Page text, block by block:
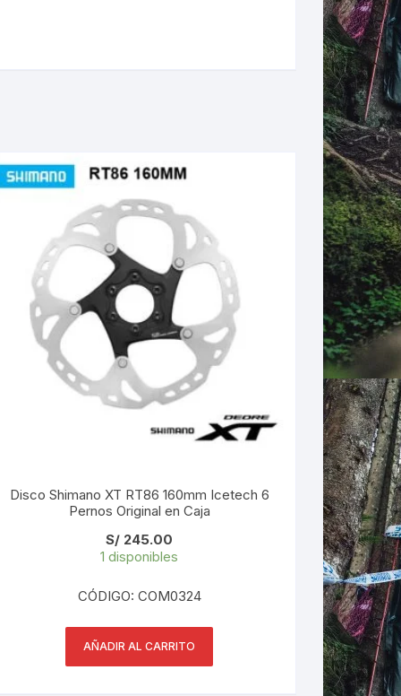
Disco Shimano XT RT86 160mm Icetech 6
Pernos Original en Caja
S/ 245.00
1 disponibles
CÓDIGO: COM0324
AÑADIR AL CARRITO